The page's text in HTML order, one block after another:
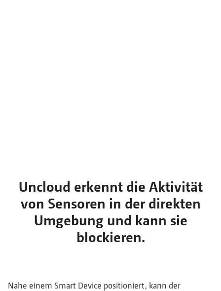
Uncloud erkennt die Aktivität
von Sensoren in der direkten
Umgebung und kann sie
blockieren.
Nahe einem Smart Device positioniert, kann der